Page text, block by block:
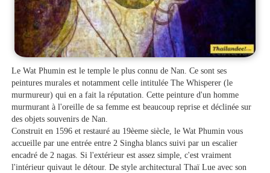
Le Wat Phumin est le temple le plus connu de Nan. Ce sont ses
peintures murales et notamment celle intitulée The Whisperer (le
murmureur) qui en a fait la réputation. Cette peinture d'un homme
murmurant à l'oreille de sa femme est beaucoup reprise et déclinée sur
des objets souvenirs de Nan.
Construit en 1596 et restauré au 19èeme siècle, le Wat Phumin vous
accueille par une entrée entre 2 Singha blancs suivi par un escalier
encadré de 2 nagas. Si l'extérieur est assez simple, c'est vraiment
l'intérieur quivaut le détour. De style architectural Thaï Lue avec son